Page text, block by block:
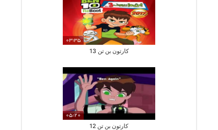
03:35
کارتون بن تن 13
05:20
کارتون بن تن 12